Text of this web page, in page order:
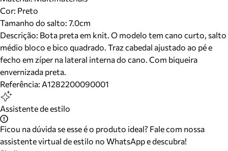
Cor: Preto
Tamanho do salto: 7.0cm
Descrição: Bota preta em knit. O modelo tem cano curto, salto
médio bloco e bico quadrado. Traz cabedal ajustado ao pé e
fecho em zíper na lateral interna do cano. Com biqueira
envernizada preta.
Referência: A1282200090001
Assistente de estilo
Ficou na dúvida se esse é o produto ideal? Fale com nossa
assistente virtual de estilo no WhatsApp e descubra!